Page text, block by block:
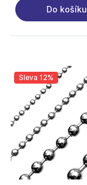
Do košíku
Sleva 12%